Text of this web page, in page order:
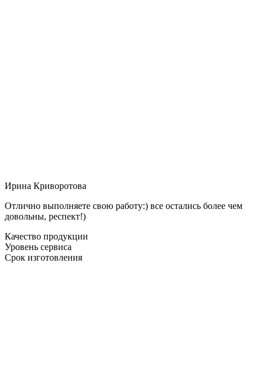
Ирина Криворотова
Отлично выполняете свою работу:) все остались более чем
довольны, респект!)
Качество продукции
Уровень сервиса
Срок изготовления